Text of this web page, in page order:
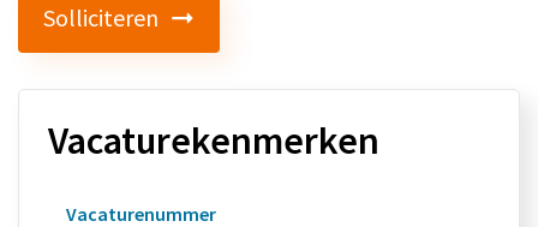
Solliciteren
Vacaturekenmerken
Vacaturenummer